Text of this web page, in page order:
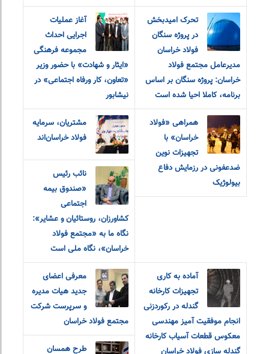
تحرک امیدبخش
در پروژه سنگان
فولاد خراسان
مدیرعامل مجتمع فولاد
خراسان: پروژه سنگان بر اساس
برنامه، کاملا احیا شده است
آغاز عملیات
اجرایی احداث
مجموعه فرهنگی
«ایثار و شهادت» با حضور وزیر
«تعاون، کار و‌رفاه اجتماعی» در
نیشابور
همراهی «فولاد
خراسان» با
تجهیزات نوین
ضدعفونی در رزمایش دفاع
بیولوژیک
مشتریان، سرمایه
فولاد خراسان‌اند
نائب رئیس
«صندوق بیمه
اجتماعی
کشاورزان، روستائیان و عشایر»:
نگاه ما به «مجتمع فولاد
خراسان»، نگاه ملی است
آماده به کاری
تجهیزات کارخانه
گندله در رکوردزنی
انجام موفقیت آمیز مهندسی
معکوس قطعات آسیاب کارخانه
معرفی اعضای
جدید هیات مدیره
و سرپرست شرکت
مجتمع فولاد خراسان
طرح همسان